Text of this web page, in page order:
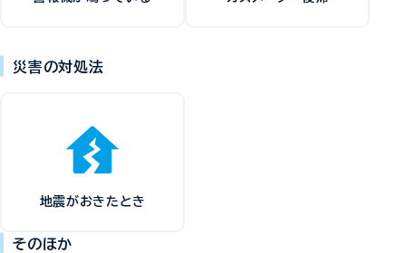
災害の対処法
地震がおきたとき
そのほか